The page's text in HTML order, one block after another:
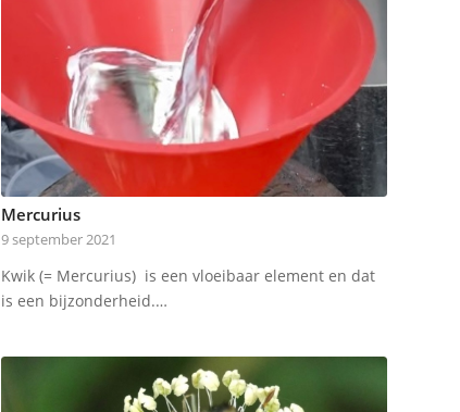
Mercurius
9 september 2021
Kwik (= Mercurius) is een vloeibaar element en dat
is een bijzonderheid.…